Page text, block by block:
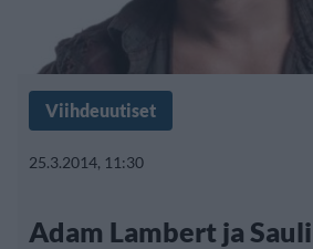
Viihdeuutiset
25.3.2014, 11:30
Adam Lambert ja